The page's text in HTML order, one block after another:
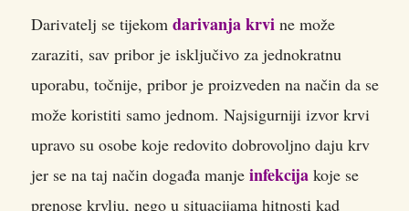
Darivatelj se tijekom darivanja krvi ne može
zaraziti, sav pribor je isključivo za jednokratnu
uporabu, točnije, pribor je proizveden na način da se
može koristiti samo jednom. Najsigurniji izvor krvi
upravo su osobe koje redovito dobrovoljno daju krv
jer se na taj način događa manje infekcija koje se
prenose krvlju, nego u situacijama hitnosti kad